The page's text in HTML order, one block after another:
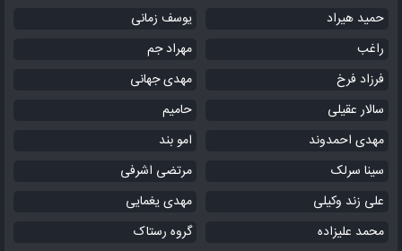
حمید هیراد
یوسف زمانی
راغب
مهراد جم
فرزاد فرخ
مهدی جهانی
سالار عقیلی
حامیم
مهدی احمدوند
امو بند
سینا سرلک
مرتضی اشرفی
علی زند وکیلی
مهدی یغمایی
محمد علیزاده
گروه رستاک